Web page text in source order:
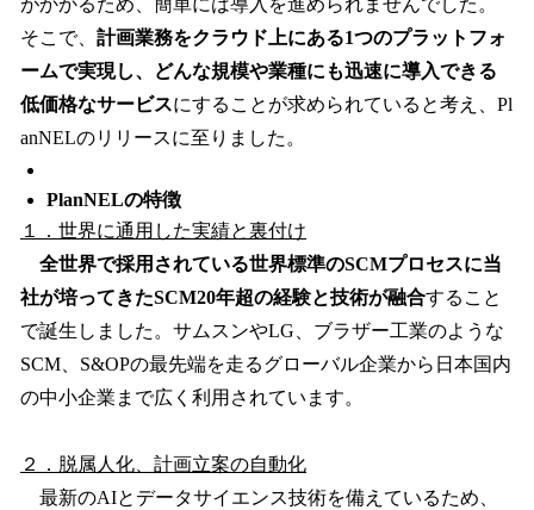
がかかるため、簡単には導入を進められませんでした。
そこで、 計画業務をクラウド上にある1つのプラットフォ
ームで実現し、どんな規模や業種にも迅速に導入できる
低価格なサービスにすることが求められていると考え、Pl
anNELのリリースに至りました。
PlanNELの特徴
１．世界に通用した実績と裏付け
全世界で採用されている世界標準のSCMプロセスに当
社が培ってきたSCM20年超の経験と技術が融合すること
で誕生しました。サムスンやLG、ブラザー工業のような
SCM、S&OPの最先端を走るグローバル企業から日本国内
の中小企業まで広く利用されています。
２．脱属人化、計画立案の自動化
最新のAIとデータサイエンス技術を備えているため、